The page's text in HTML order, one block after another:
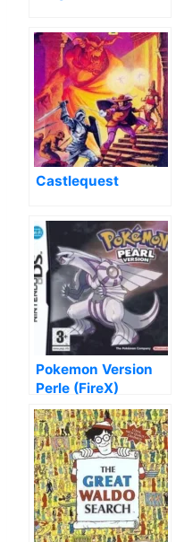
Castlequest
Pokemon Version
Perle (FireX)